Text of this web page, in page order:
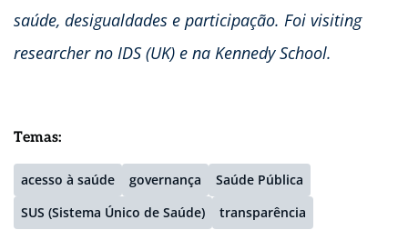
saúde, desigualdades e participação. Foi visiting
researcher no IDS (UK) e na Kennedy School.
Temas:
acesso à saúde governança
Saúde Pública
SUS (Sistema Único de Saúde)
transparência